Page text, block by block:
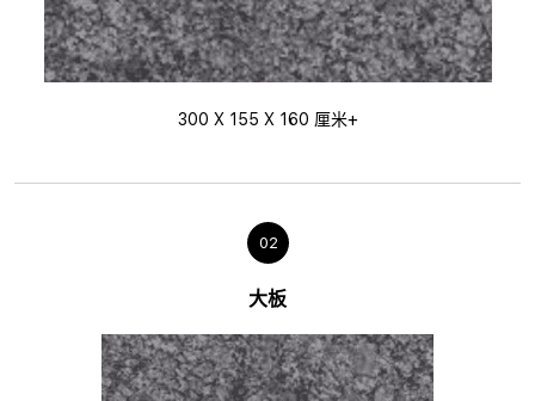
300 X 155 X 160 厘米+
02
大板